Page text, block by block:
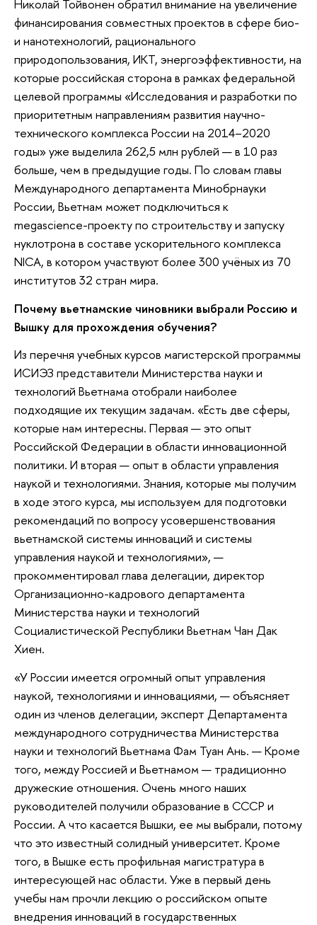
Николай Тойвонен обратил внимание на увеличение
финансирования совместных проектов в сфере био-
и нанотехнологий, рационального
природопользования, ИКТ, энергоэффективности, на
которые российская сторона в рамках федеральной
целевой программы «Исследования и разработки по
приоритетным направлениям развития научно-
технического комплекса России на 2014–2020
годы» уже выделила 262,5 млн рублей — в 10 раз
больше, чем в предыдущие годы. По словам главы
Международного департамента Минобрнауки
России, Вьетнам может подключиться к
megascience-проекту по строительству и запуску
нуклотрона в составе ускорительного комплекса
NICA, в котором участвуют более 300 учёных из 70
институтов 32 стран мира.
Почему вьетнамские чиновники выбрали Россию и
Вышку для прохождения обучения?
Из перечня учебных курсов магистерской программы
ИСИЭЗ представители Министерства науки и
технологий Вьетнама отобрали наиболее
подходящие их текущим задачам. «Есть две сферы,
которые нам интересны. Первая — это опыт
Российской Федерации в области инновационной
политики. И вторая — опыт в области управления
наукой и технологиями. Знания, которые мы получим
в ходе этого курса, мы используем для подготовки
рекомендаций по вопросу усовершенствования
вьетнамской системы инноваций и системы
управления наукой и технологиями», —
прокомментировал глава делегации, директор
Организационно-кадрового департамента
Министерства науки и технологий
Социалистической Республики Вьетнам Чан Дак
Хиен.
«У России имеется огромный опыт управления
наукой, технологиями и инновациями, — объясняет
один из членов делегации, эксперт Департамента
международного сотрудничества Министерства
науки и технологий Вьетнама Фам Туан Ань. — Кроме
того, между Россией и Вьетнамом — традиционно
дружеские отношения. Очень много наших
руководителей получили образование в СССР и
России. А что касается Вышки, ее мы выбрали, потому
что это известный солидный университет. Кроме
того, в Вышке есть профильная магистратура в
интересующей нас области. Уже в первый день
учебы нам прочли лекцию о российском опыте
внедрения инноваций в государственных